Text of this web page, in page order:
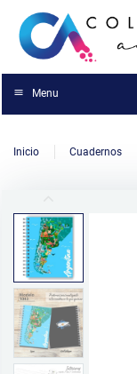
Menu
Inicio Cuadernos